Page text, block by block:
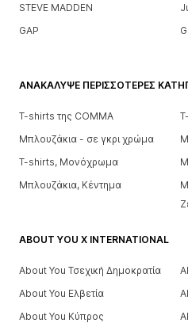
STEVE MADDEN
GAP
ΑΝΑΚΆΛΥΨΕ ΠΕΡΙΣΣΌΤΕΡΕΣ
T-shirts της COMMA
Μπλουζάκια - σε γκρι χρώμα
T-shirts, Μονόχρωμα
Μπλουζάκια, Κέντημα
ABOUT YOU X INTERNATIONAL
About You Τσεχική Δημοκρατία
About You Ελβετία
About You Κύπρος